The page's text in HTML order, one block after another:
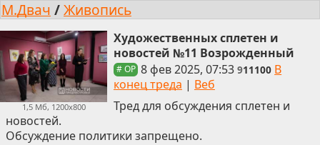
М.Двач /Живопись
1,5 Мб, 1200x800
Художественных сплетен и
новостей №11 Возрожденный
# OP 8 фев 2025, 07:53 911100 В
конец треда | Веб
Тред для обсуждения сплетен и
новостей.
Обсуждение политики запрещено.